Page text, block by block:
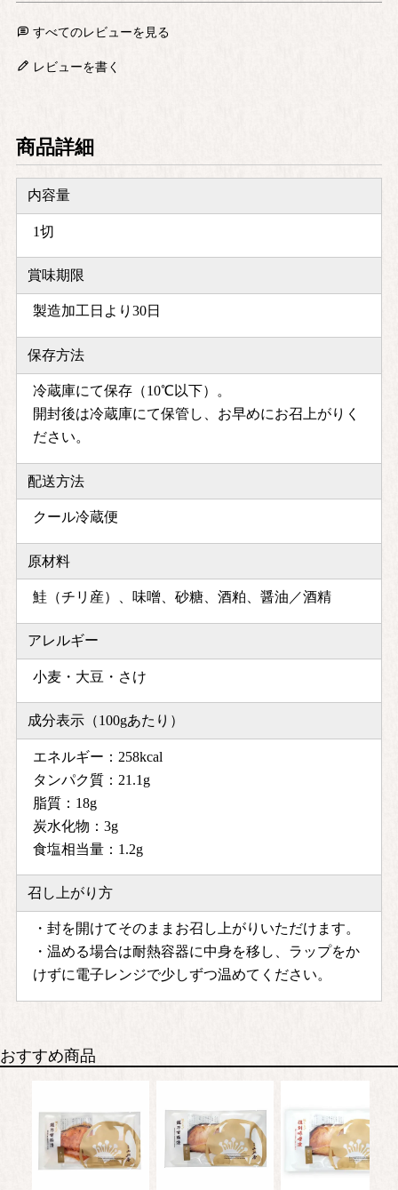
すべてのレビューを見る
レビューを書く
商品詳細
内容量
1切
賞味期限
製造加工日より30日
保存方法
冷蔵庫にて保存（10℃以下）。
開封後は冷蔵庫にて保管し、お早めにお召上がりく
ださい。
配送方法
クール冷蔵便
原材料
鮭（チリ産）、味噌、砂糖、酒粕、醤油／酒精
アレルギー
小麦・大豆・さけ
成分表示（100gあたり）
エネルギー：258kcal
タンパク質：21.1g
脂質：18g
炭水化物：3g
食塩相当量：1.2g
召し上がり方
・封を開けてそのままお召し上がりいただけます。
・温める場合は耐熱容器に中身を移し、ラップをか
けずに電子レンジで少しずつ温めてください。
おすすめ商品